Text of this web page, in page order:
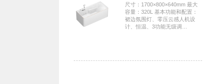
尺寸：1700×800×640mm 最大
容量：320L 基本功能和配置：
裙边氛围灯、零压云感人机设
计、恒温、3功能无级调…